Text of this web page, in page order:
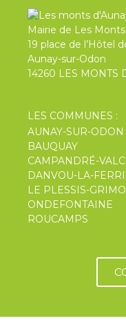
Mairie de Les Monts
19 place de l’Hôtel
Aunay-sur-Odon
14260 LES MONTS
LES COMMUNES :
AUNAY-SUR-ODON
BAUQUAY
CAMPANDRÉ-
DANVOU-LA-
LE PLESSIS-
ONDEFONTAINE
ROUCAMPS